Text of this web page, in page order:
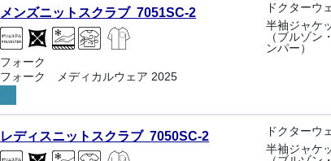
メンズニットスクラブ 7051SC-2
フォーク
フォーク メディカルウェア 2025
ドクターウ
半袖ジャケ
（ブルゾン
ンパー）
レディスニットスクラブ 7050SC-2
ドクターウ
半袖ジャケ